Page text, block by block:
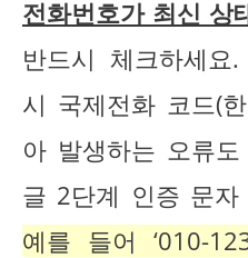
전화번호가 최신 상
반드시 체크하세
시 국제전화 코드(
아 발생하는 오류
글 2단계 인증 문
예를 들어 ‘010-